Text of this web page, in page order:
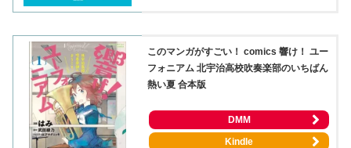
このマンガがすごい！ comics 響け！ ユー
フォニアム 北宇治高校吹奏楽部のいちばん
熱い夏 合本版
DMM
Kindle